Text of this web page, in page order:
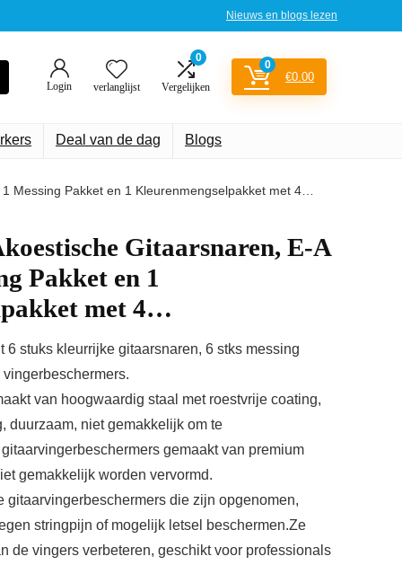
Nieuws en blogs lezen
Login verlanglijst
0
Vergelijken
0
€0.00
Deal van de dag Blogs
Messing Pakket en 1 Kleurenmengselpakket met 4…
Gitaarsnaren, E-A
Pakket en 1
met 4…
6 stuks kleurrijke gitaarsnaren, 6 stks messing
van hoogwaardig staal met roestvrije coating,
duurzaam, niet gemakkelijk om te
gemaakt van premium
gemakkelijk worden vervormd.
gitaarvingerbeschermers die zijn opgenomen,
stringpijn of mogelijk letsel beschermen.Ze
de vingers verbeteren, geschikt voor professionals